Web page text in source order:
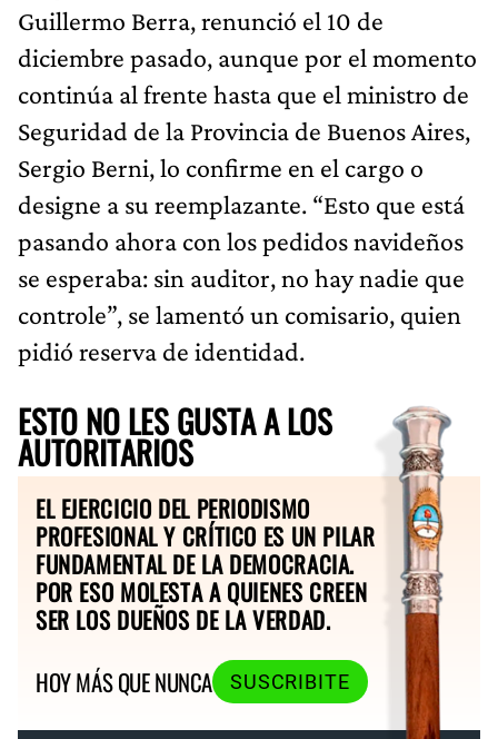
Guillermo Berra, renunció el 10 de
diciembre pasado, aunque por el momento
continúa al frente hasta que el ministro de
Seguridad de la Provincia de Buenos Aires,
Sergio Berni, lo confirme en el cargo o
designe a su reemplazante. “Esto que está
pasando ahora con los pedidos navideños
se esperaba: sin auditor, no hay nadie que
controle”, se lamentó un comisario, quien
pidió reserva de identidad.
ESTO NO LES GUSTA A LOS
AUTORITARIOS
EL EJERCICIO DEL PERIODISMO
PROFESIONAL Y CRÍTICO ES UN PILAR
FUNDAMENTAL DE LA DEMOCRACIA.
POR ESO MOLESTA A QUIENES CREEN
SER LOS DUEÑOS DE LA VERDAD.
HOY MÁS QUE NUNCA
SUSCRIBITE